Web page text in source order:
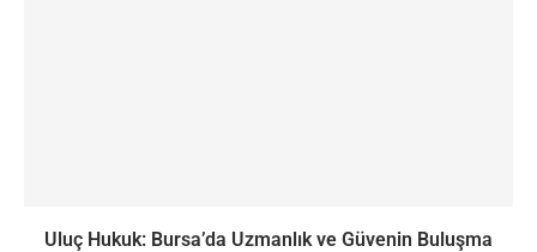
Uluç Hukuk: Bursa’da Uzmanlık ve Güvenin Buluşma